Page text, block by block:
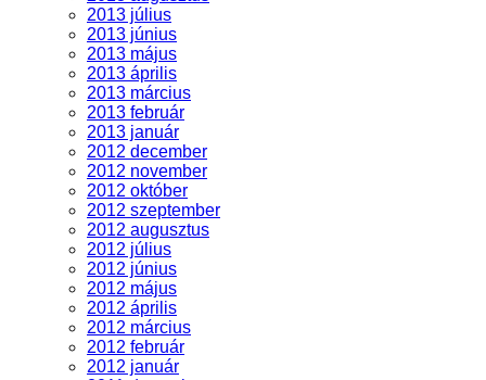
2013 július
2013 június
2013 május
2013 április
2013 március
2013 február
2013 január
2012 december
2012 november
2012 október
2012 szeptember
2012 augusztus
2012 július
2012 június
2012 május
2012 április
2012 március
2012 február
2012 január